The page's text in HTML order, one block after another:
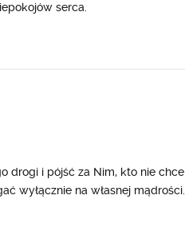
serca.
drogi i pójść za Nim, kto nie chce
wyłącznie na własnej mądrości.